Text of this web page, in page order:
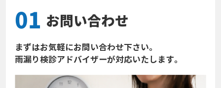
01 お問い合わせ
まずはお気軽にお問い合わせ下さい。
雨漏り検診アドバイザーが対応いたします。